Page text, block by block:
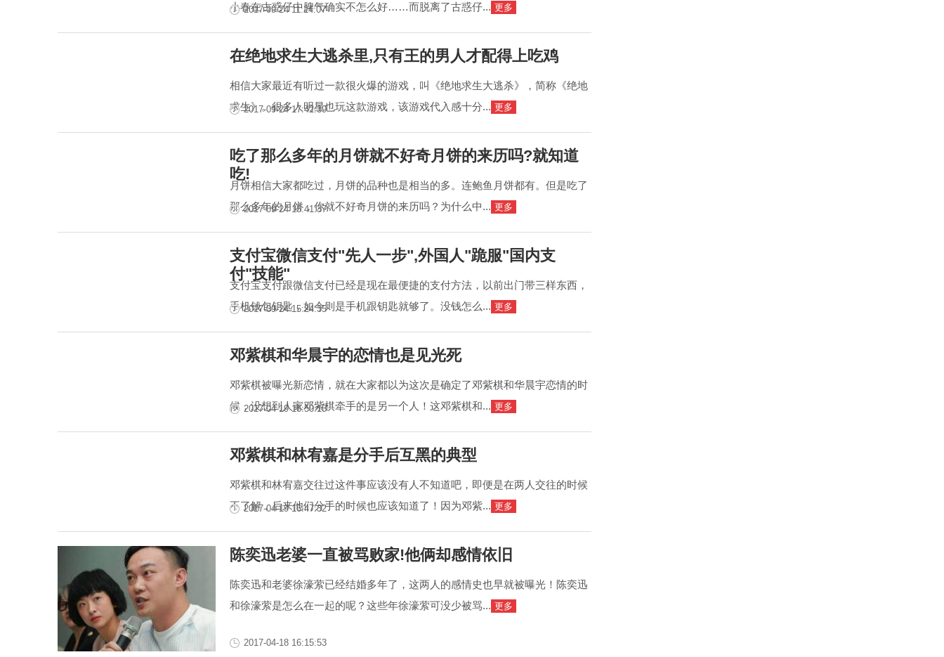
小春在古惑仔中脾气确实不怎么好……而脱离了古惑仔... 更多
2017-09-24 11:24:07
在绝地求生大逃杀里,只有王的男人才配得上吃鸡
相信大家最近有听过一款很火爆的游戏，叫《绝地求生大逃杀》，简称《绝地
求生》。很多人明星也玩这款游戏，该游戏代入感十分... 更多
2017-09-24 17:42:39
吃了那么多年的月饼就不好奇月饼的来历吗?就知道
吃!
月饼相信大家都吃过，月饼的品种也是相当的多。连鲍鱼月饼都有。但是吃了
那么多年的月饼，你就不好奇月饼的来历吗？为什么中... 更多
2017-09-24 15:41:37
支付宝微信支付"先人一步",外国人"跪服"国内支
付"技能"
支付宝支付跟微信支付已经是现在最便捷的支付方法，以前出门带三样东西，
手机钱包钥匙，如今则是手机跟钥匙就够了。没钱怎么... 更多
2017-09-24 15:24:35
邓紫棋和华晨宇的恋情也是见光死
邓紫棋被曝光新恋情，就在大家都以为这次是确定了邓紫棋和华晨宇恋情的时
候，没想到人家邓紫棋牵手的是另一个人！这邓紫棋和... 更多
2017-04-19 16:50:15
邓紫棋和林宥嘉是分手后互黑的典型
邓紫棋和林宥嘉交往过这件事应该没有人不知道吧，即便是在两人交往的时候
不了解，后来他们分手的时候也应该知道了！因为邓紫... 更多
2017-04-19 16:47:32
陈奕迅老婆一直被骂败家!他俩却感情依旧
陈奕迅和老婆徐濠萦已经结婚多年了，这两人的感情史也早就被曝光！陈奕迅
和徐濠萦是怎么在一起的呢？这些年徐濠萦可没少被骂... 更多
2017-04-18 16:15:53